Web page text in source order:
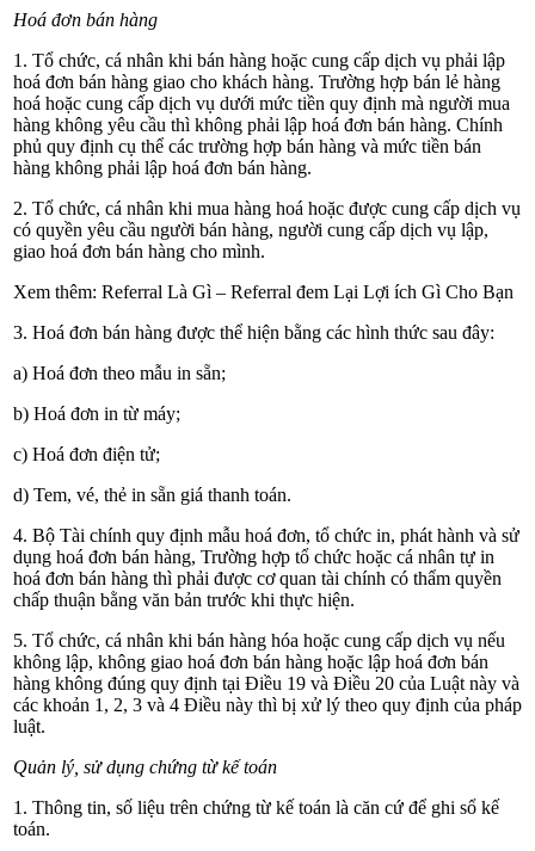
Hoá đơn bán hàng
1. Tổ chức, cá nhân khi bán hàng hoặc cung cấp dịch vụ phải lập
hoá đơn bán hàng giao cho khách hàng. Trường hợp bán lẻ hàng
hoá hoặc cung cấp dịch vụ dưới mức tiền quy định mà người mua
hàng không yêu cầu thì không phải lập hoá đơn bán hàng. Chính
phủ quy định cụ thể các trường hợp bán hàng và mức tiền bán
hàng không phải lập hoá đơn bán hàng.
2. Tổ chức, cá nhân khi mua hàng hoá hoặc được cung cấp dịch vụ
có quyền yêu cầu người bán hàng, người cung cấp dịch vụ lập,
giao hoá đơn bán hàng cho mình.
Xem thêm: Referral Là Gì – Referral đem Lại Lợi ích Gì Cho Bạn
3. Hoá đơn bán hàng được thể hiện bằng các hình thức sau đây:
a) Hoá đơn theo mẫu in sẵn;
b) Hoá đơn in từ máy;
c) Hoá đơn điện tử;
d) Tem, vé, thẻ in sẵn giá thanh toán.
4. Bộ Tài chính quy định mẫu hoá đơn, tổ chức in, phát hành và sử
dụng hoá đơn bán hàng, Trường hợp tổ chức hoặc cá nhân tự in
hoá đơn bán hàng thì phải được cơ quan tài chính có thẩm quyền
chấp thuận bằng văn bản trước khi thực hiện.
5. Tổ chức, cá nhân khi bán hàng hóa hoặc cung cấp dịch vụ nếu
không lập, không giao hoá đơn bán hàng hoặc lập hoá đơn bán
hàng không đúng quy định tại Điều 19 và Điều 20 của Luật này và
các khoản 1, 2, 3 và 4 Điều này thì bị xử lý theo quy định của pháp
luật.
Quản lý, sử dụng chứng từ kế toán
1. Thông tin, số liệu trên chứng từ kế toán là căn cứ để ghi sổ kế
toán.